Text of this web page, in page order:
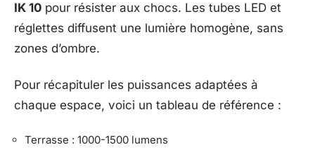
IK 10 pour résister aux chocs. Les tubes LED et
réglettes diffusent une lumière homogène, sans
zones d’ombre.
Pour récapituler les puissances adaptées à
chaque espace, voici un tableau de référence :
Terrasse : 1000-1500 lumens